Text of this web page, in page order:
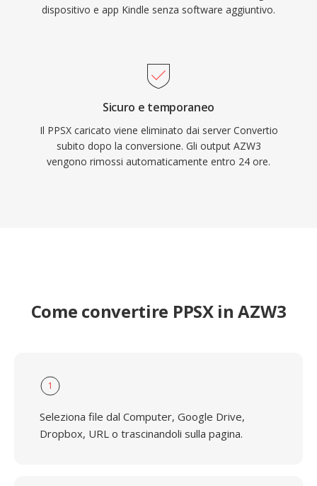
dispositivo e app Kindle senza software aggiuntivo.
Sicuro e temporaneo
Il PPSX caricato viene eliminato dai server Convertio
subito dopo la conversione. Gli output AZW3
vengono rimossi automaticamente entro 24 ore.
Come convertire PPSX in AZW3
1
Seleziona file dal Computer, Google Drive,
Dropbox, URL o trascinandoli sulla pagina.